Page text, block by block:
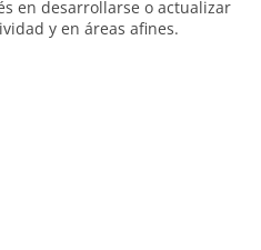
en desarrollarse o actualizar
y en áreas afines.